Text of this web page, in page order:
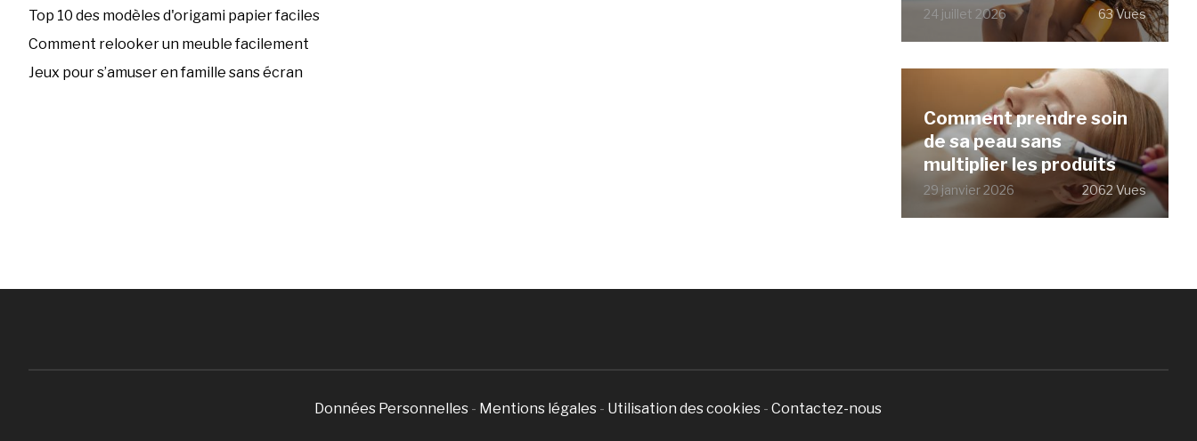
Top 10 des modèles d'origami papier faciles
Comment relooker un meuble facilement
Jeux pour s’amuser en famille sans écran
24 juillet 2026 63 Vues
Comment prendre soin
de sa peau sans
multiplier les produits
29 janvier 2026 2062 Vues
Données Personnelles - Mentions légales - Utilisation des cookies -Contactez-nous